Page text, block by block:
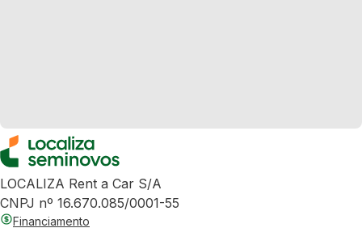
LOCALIZA Rent a Car S/A
CNPJ nº 16.670.085/0001-55
Financiamento